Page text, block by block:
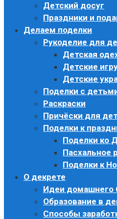
Детский досуг
Праздники и
Делаем поделки
Рукоделие для
Детская
Детские
Детские
Поделки с
Раскраски
Причёски для
Поделки к
Поделки ко
Пасхальное
Поделки к
О декрете
Идеи домашнего
Образование в
Способы